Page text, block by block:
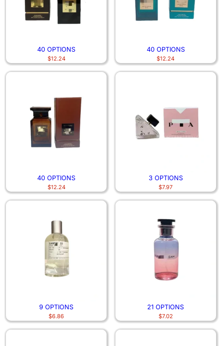
40 OPTIONS
$12.24
40 OPTIONS
$12.24
40 OPTIONS
$12.24
3 OPTIONS
$7.97
9 OPTIONS
$6.86
21 OPTIONS
$7.02